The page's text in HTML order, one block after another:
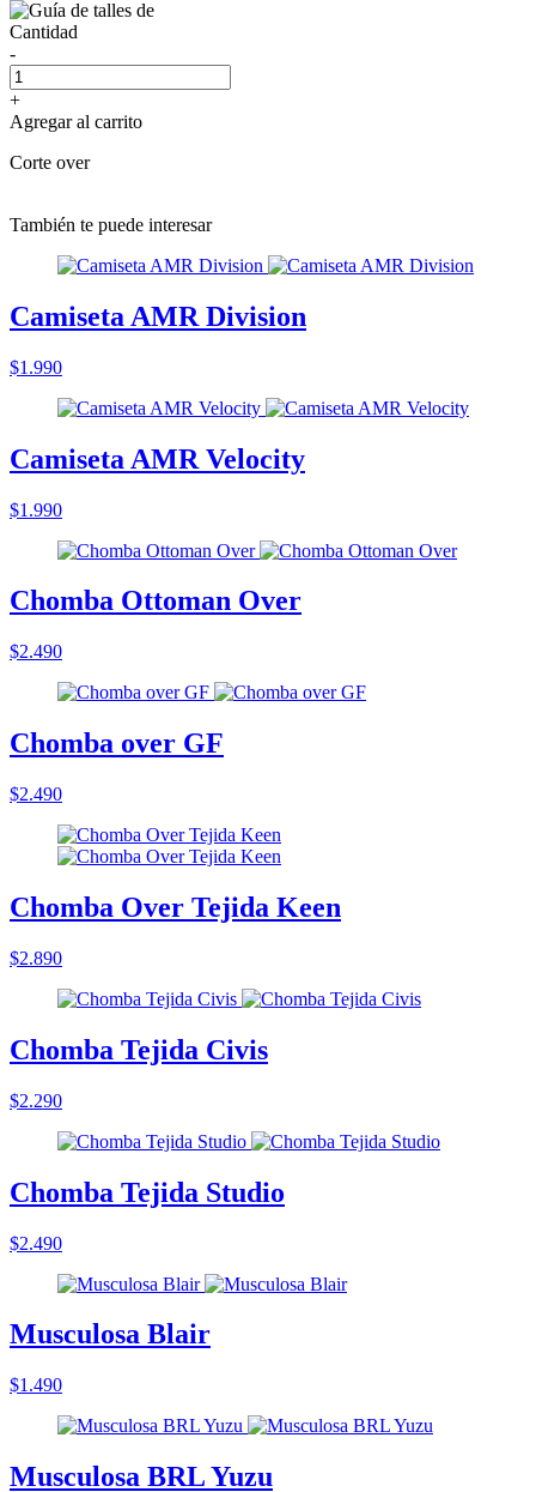
Cantidad
-
+
Agregar al carrito
Corte over
También te puede interesar
Camiseta AMR Division
$1.990
Camiseta AMR Velocity
$1.990
Chomba Ottoman Over
$2.490
Chomba over GF
$2.490
Chomba Over Tejida Keen
$2.890
Chomba Tejida Civis
$2.290
Chomba Tejida Studio
$2.490
Musculosa Blair
$1.490
Musculosa BRL Yuzu